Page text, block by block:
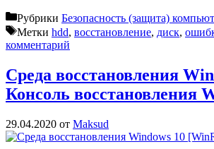
Рубрики Безопасность (защита)
Метки hdd, восстановление, диск,
комментарий
Среда восстановления
Консоль восстановления
29.04.2020 от Maksud